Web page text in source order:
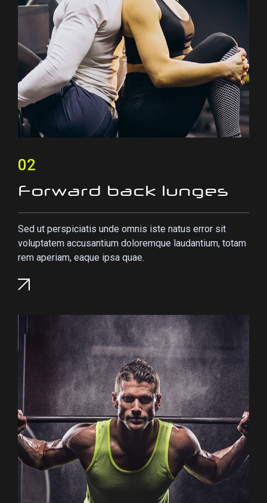
02
Forward back lunges
Sed ut perspiciatis unde omnis iste natus error sit
voluptatem accusantium doloremque laudantium, totam
rem aperiam, eaque ipsa quae.